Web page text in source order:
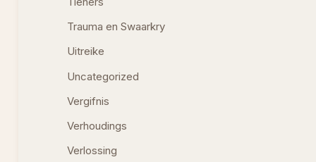
Trauma en Swaarkry
Uitreike
Uncategorized
Vergifnis
Verhoudings
Verlossing